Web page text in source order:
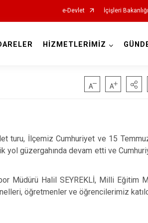
e-Devlet İçişleri Bakanlığı
19 Mayıs
Alaçam
Ayvacık
HİZMETLERİMİZ
turu, İlçemiz Cumhuriyet ve 15
yol güzergahında devam etti ve
Müdürü Halil SEYREKLİ, Milli Eğitim
öğretmenler ve öğrencilerimiz